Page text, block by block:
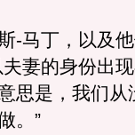
丁，以及他
妻的身份出
思是，我们从
。”